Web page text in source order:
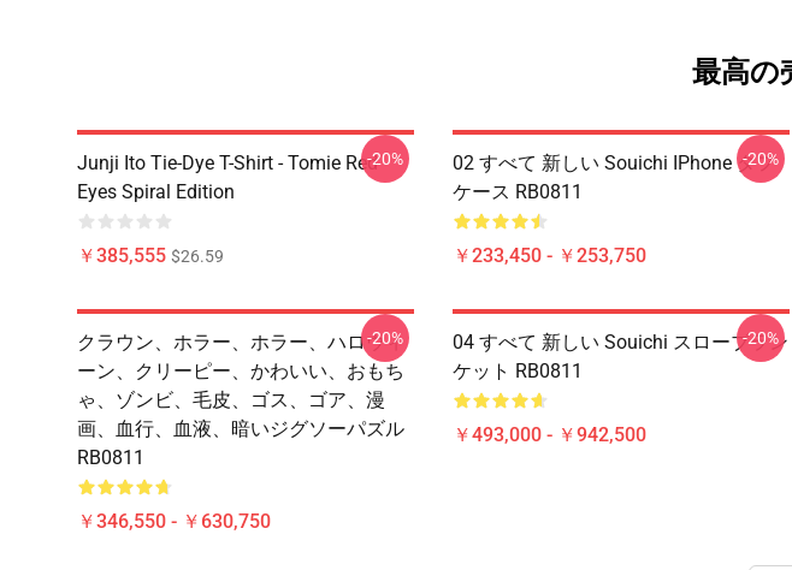
最高の
Junji Ito Tie-Dye T-Shirt - Tomie Red
Eyes Spiral Edition
￥385,555 $26.59
-20%
02 すべて 新しい Souichi IPhone タフ
ケース RB0811
￥233,450 - ￥253,750
-20%
クラウン、ホラー、ホラー、ハロウィ
ーン、クリーピー、かわいい、おもち
ゃ、ゾンビ、毛皮、ゴス、ゴア、漫
画、血行、血液、暗いジグソーパズル
RB0811
￥346,550 - ￥630,750
-20%
04 すべて 新しい Souichi スローブラン
ケット RB0811
￥493,000 - ￥942,500
-20%